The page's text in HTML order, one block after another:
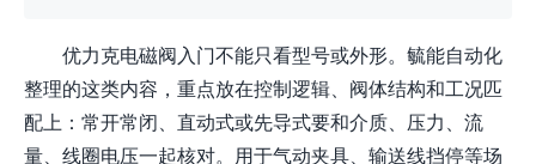
优力克电磁阀入门不能只看型号或外形。毓能自动化
整理的这类内容，重点放在控制逻辑、阀体结构和工况匹
配上：常开常闭、直动式或先导式要和介质、压力、流
量、线圈电压一起核对。用于气动夹具、输送线挡停等场